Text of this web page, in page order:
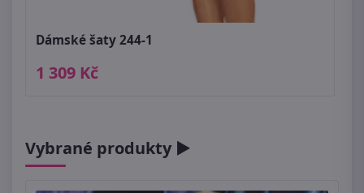
Dámské šaty 244-1
1 309 Kč
Vybrané produkty ►